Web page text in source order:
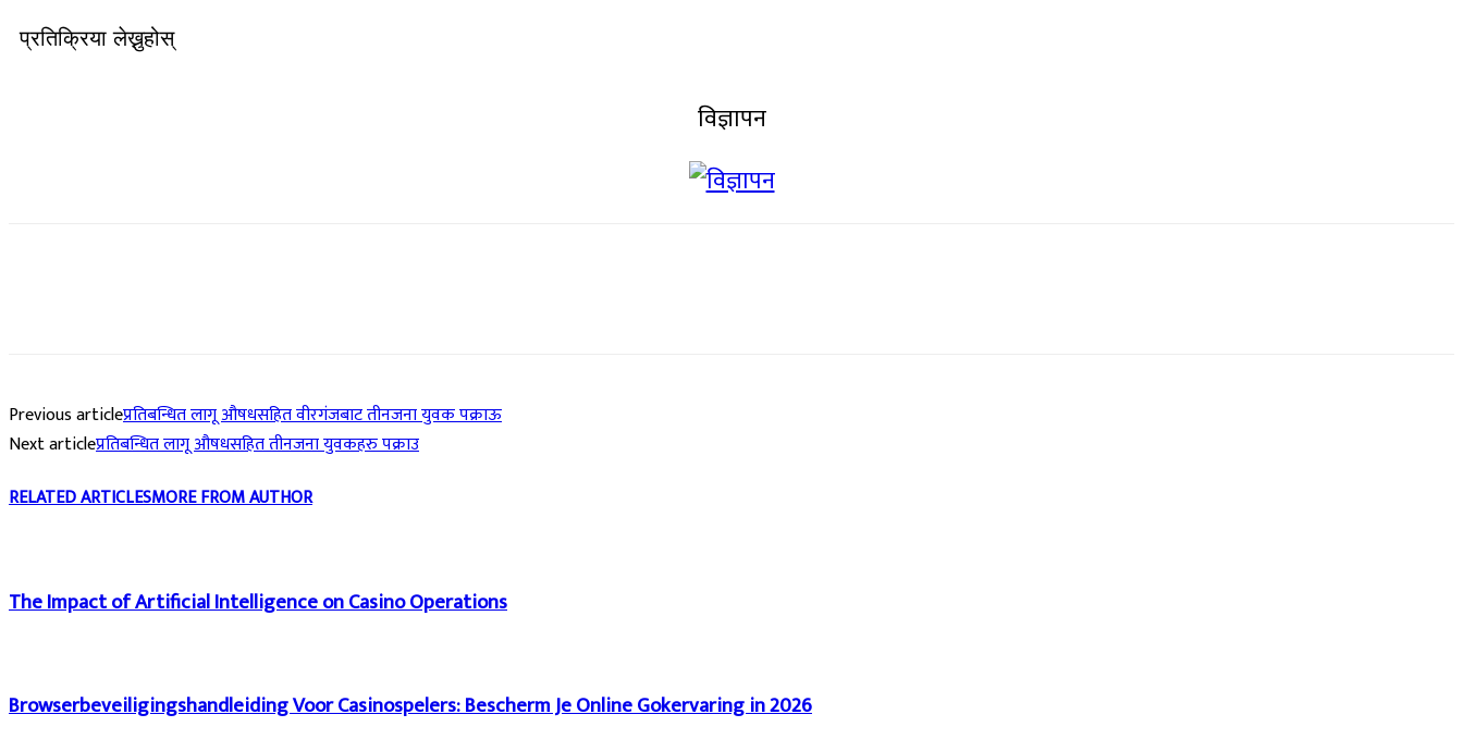
प्रतिक्रिया लेख्नुहोस्
विज्ञापन
Previous articleप्रतिबन्धित लागू औषधसहित वीरगंजबाट तीनजना युवक पक्राऊ
Next articleप्रतिबन्धित लागू औषधसहित तीनजना युवकहरु पक्राउ
RELATED ARTICLESMORE FROM AUTHOR
The Impact of Artificial Intelligence on Casino Operations
Browserbeveiligingshandleiding Voor Casinospelers: Bescherm Je Online Gokervaring in 2026